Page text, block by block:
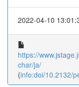
2022-04-10
https://
char/ja/
(info:doi/10.2132/